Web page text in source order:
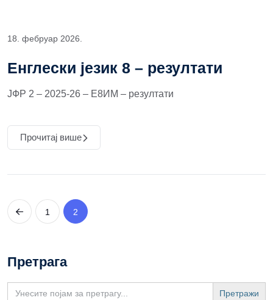
18. фебруар 2026.
Енглески језик 8 – резултати
ЈФР 2 – 2025-26 – Е8ИМ – резултати
Прочитај више
1 2
Претрага
Search
for: